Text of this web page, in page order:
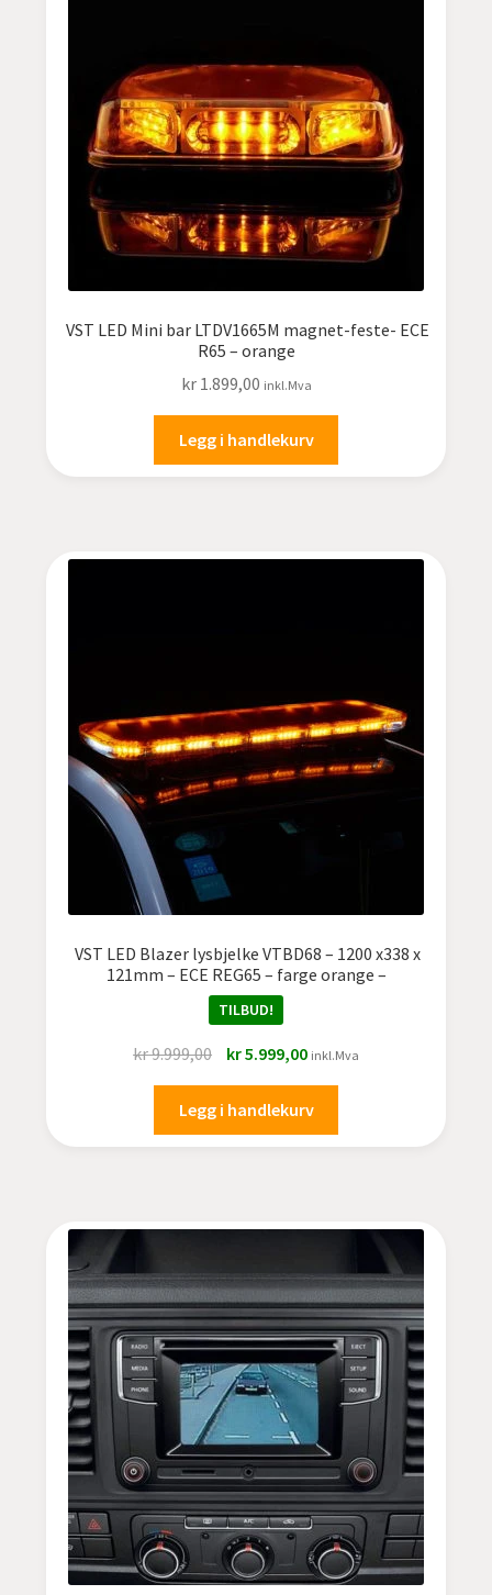
VST LED Mini bar LTDV1665M magnet-feste- ECE
R65 – orange
kr1.899,00 inkl.Mva
Legg i handlekurv
VST LED Blazer lysbjelke VTBD68 – 1200 x338 x
121mm – ECE REG65 – farge orange –
TILBUD!
kr9.999,00
Opprinnelig
pris
var:
kr 9.999,00.
kr5.999,00Nåværende
pris
er:
kr 5.999,00.
inkl.Mva
Legg i handlekurv